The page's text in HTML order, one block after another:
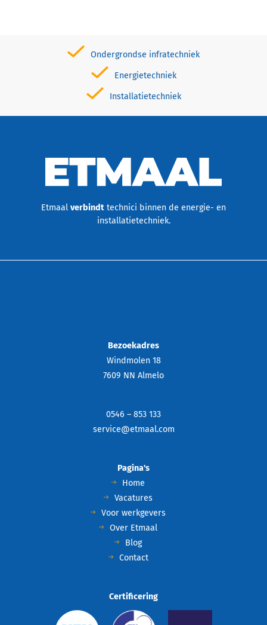
Ondergrondse infratechniek
Energietechniek
Installatietechniek
Etmaal verbindt technici binnen de energie- en
installatietechniek.
Bezoekadres
Windmolen 18
7609 NN Almelo
0546 – 853 133
service@etmaal.com
Pagina's
Home
Vacatures
Voor werkgevers
Over Etmaal
Blog
Contact
Certificering